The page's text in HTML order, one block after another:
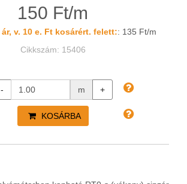
150 Ft/m
v. 10 e. Ft kosárért. felett:: 135 Ft/m
Cikkszám: 15406
- m +
KOSÁRBA